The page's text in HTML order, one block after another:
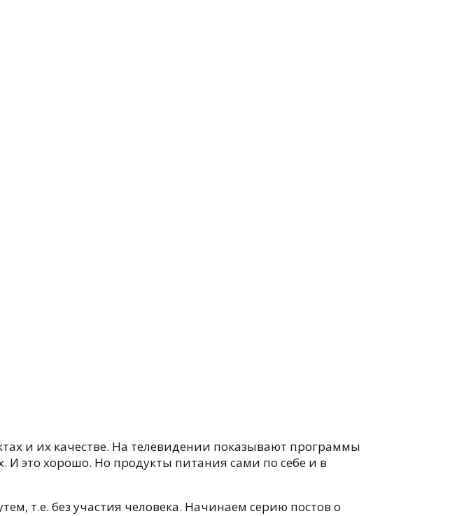
и их качестве. На телевидении показывают программы
И это хорошо. Но продукты питания сами по себе и в
т.е. без участия человека. Начинаем серию постов о